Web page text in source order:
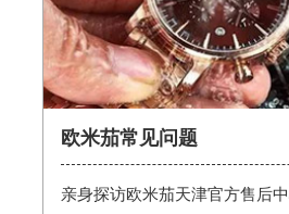
欧米茄常见问题